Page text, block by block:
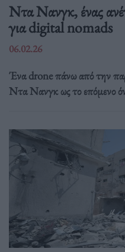
Ντα Νανγκ, ένας
για digital nomads
06.02.26
Ένα drone πάνω από την
Ντα Νανγκ ως το επόμενο